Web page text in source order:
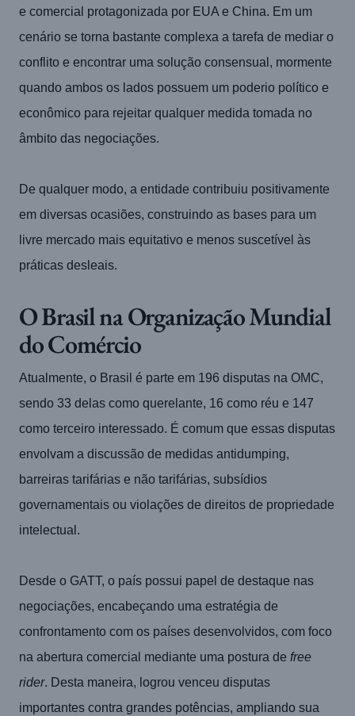
e comercial protagonizada por EUA e China. Em um
cenário se torna bastante complexa a tarefa de mediar o
conflito e encontrar uma solução consensual, mormente
quando ambos os lados possuem um poderio político e
econômico para rejeitar qualquer medida tomada no
âmbito das negociações.
De qualquer modo, a entidade contribuiu positivamente
em diversas ocasiões, construindo as bases para um
livre mercado mais equitativo e menos suscetível às
práticas desleais.
O Brasil na Organização Mundial
do Comércio
Atualmente, o Brasil é parte em 196 disputas na OMC,
sendo 33 delas como querelante, 16 como réu e 147
como terceiro interessado. É comum que essas disputas
envolvam a discussão de medidas antidumping,
barreiras tarifárias e não tarifárias, subsídios
governamentais ou violações de direitos de propriedade
intelectual.
Desde o GATT, o país possui papel de destaque nas
negociações, encabeçando uma estratégia de
confrontamento com os países desenvolvidos, com foco
na abertura comercial mediante uma postura de free
rider. Desta maneira, logrou venceu disputas
importantes contra grandes potências, ampliando sua